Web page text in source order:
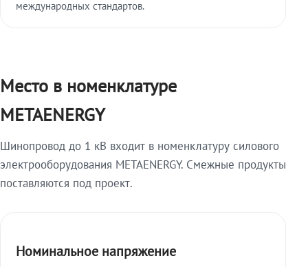
международных стандартов.
Место в номенклатуре
METAENERGY
Шинопровод до 1 кВ входит в номенклатуру силового
электрооборудования METAENERGY. Смежные продукты
поставляются под проект.
Номинальное напряжение